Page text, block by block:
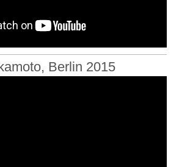
Berlin 2015